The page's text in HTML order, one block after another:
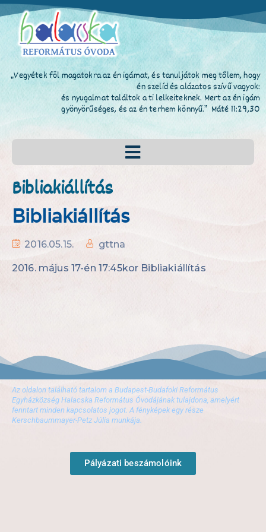
„Vegyétek föl magatokra az én igámat, és tanuljátok meg tőlem, hogy
én szelíd és alázatos szívű vagyok:
és nyugalmat találtok a ti lelkeiteknek. Mert az én igám
gyönyörűséges, és az én terhem könnyű.” Máté 11:29,30
Bibliakiállítás
Bibliakiállítás
2016.05.15. gttna
2016. május 17-én 17:45kor Bibliakiállítás
Az oldalon található tartalom a Budapest-Budafoki Református
Egyházközség Halacska Református Óvodájának tulajdona, amelyért
fenntart minden kapcsolatos jogot. A fényképek egy része
Kerschbaummayer-Petz Júlia munkája.
Pályázati beszámolóink